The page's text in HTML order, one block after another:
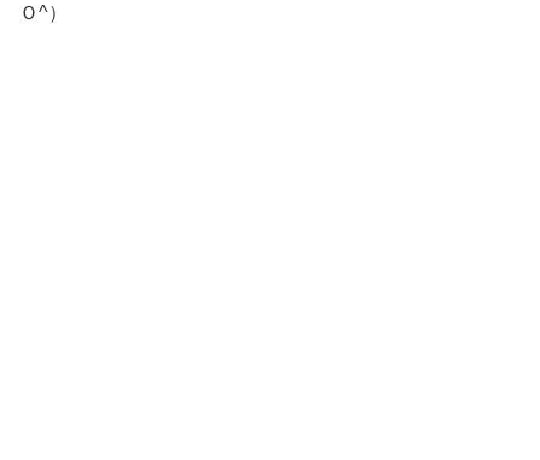
Ｏ^）